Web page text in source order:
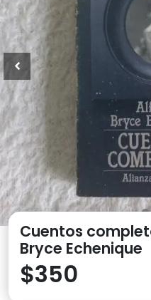
Cuentos
Bryce Echenique
$350